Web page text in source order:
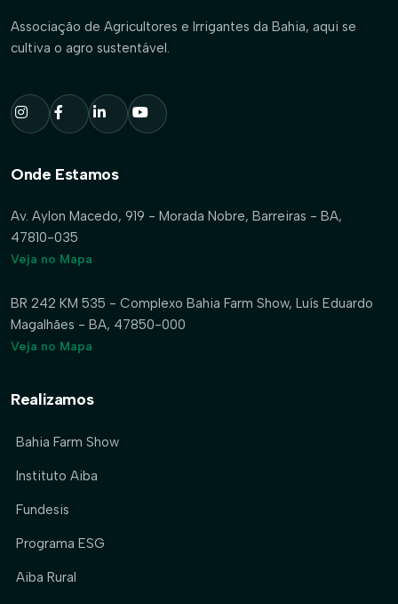
Associação de Agricultores e Irrigantes da Bahia, aqui se
cultiva o agro sustentável.
Onde Estamos
Av. Aylon Macedo, 919 - Morada Nobre, Barreiras - BA,
47810-035
Veja no Mapa
BR 242 KM 535 - Complexo Bahia Farm Show, Luís Eduardo
Magalhães - BA, 47850-000
Veja no Mapa
Realizamos
Bahia Farm Show
Instituto Aiba
Fundesis
Programa ESG
Aiba Rural